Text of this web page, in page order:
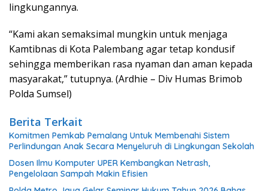
lingkungannya.
“Kami akan semaksimal mungkin untuk menjaga
Kamtibnas di Kota Palembang agar tetap kondusif
sehingga memberikan rasa nyaman dan aman kepada
masyarakat,” tutupnya. (Ardhie – Div Humas Brimob
Polda Sumsel)
Berita Terkait
Komitmen Pemkab Pemalang Untuk Membenahi Sistem
Perlindungan Anak Secara Menyeluruh di Lingkungan Sekolah
Dosen Ilmu Komputer UPER Kembangkan Netrash,
Pengelolaan Sampah Makin Efisien